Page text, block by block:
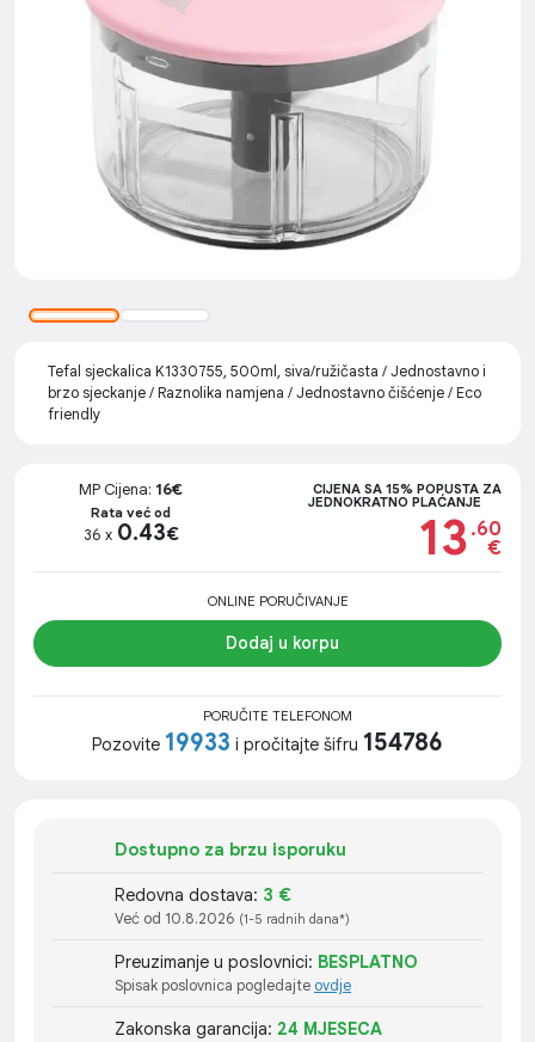
Tefal sjeckalica K1330755, 500ml, siva/ružičasta / Jednostavno i
brzo sjeckanje / Raznolika namjena / Jednostavno čišćenje / Eco
friendly
MP Cijena: 16€
Rata već od
36 x 0.43€
CIJENA SA 15% POPUSTA ZA
JEDNOKRATNO PLAĆANJE
13 .60
€
ONLINE PORUČIVANJE
Dodaj u korpu
PORUČITE TELEFONOM
Pozovite 19933 i pročitajte šifru 154786
Dostupno za brzu isporuku
Redovna dostava: 3 €
Već od 10.8.2026 (1-5 radnih dana*)
Preuzimanje u poslovnici: BESPLATNO
Spisak poslovnica pogledajte ovdje
Zakonska garancija: 24 MJESECA